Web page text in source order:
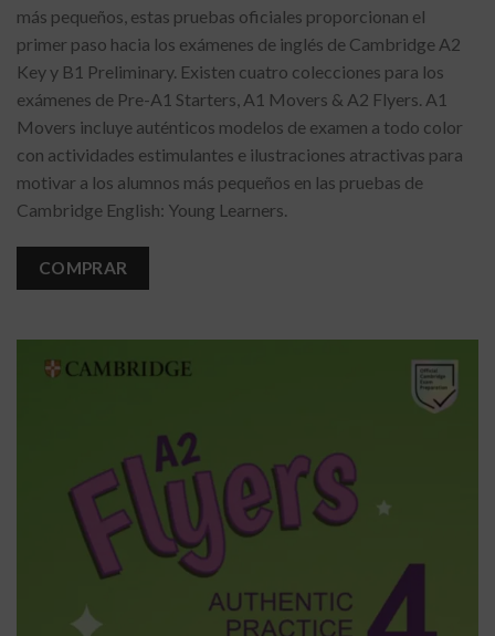
más pequeños, estas pruebas oficiales proporcionan el
primer paso hacia los exámenes de inglés de Cambridge A2
Key y B1 Preliminary. Existen cuatro colecciones para los
exámenes de Pre-A1 Starters, A1 Movers & A2 Flyers. A1
Movers incluye auténticos modelos de examen a todo color
con actividades estimulantes e ilustraciones atractivas para
motivar a los alumnos más pequeños en las pruebas de
Cambridge English: Young Learners.
COMPRAR